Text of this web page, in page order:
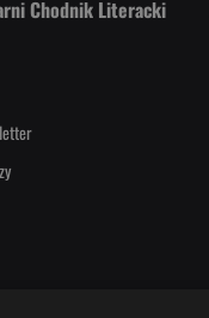
Chodnik Literacki